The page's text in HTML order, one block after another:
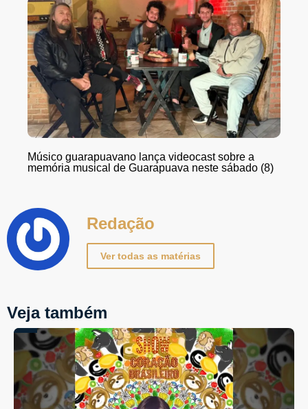
Músico guarapuavano lança videocast sobre a
memória musical de Guarapuava neste sábado (8)
Redação
Ver todas as matérias
Veja também